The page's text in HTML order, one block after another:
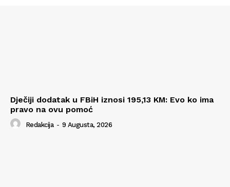
Dječiji dodatak u FBiH iznosi 195,13 KM: Evo ko ima
pravo na ovu pomoć
Redakcija - 9 Augusta, 2026